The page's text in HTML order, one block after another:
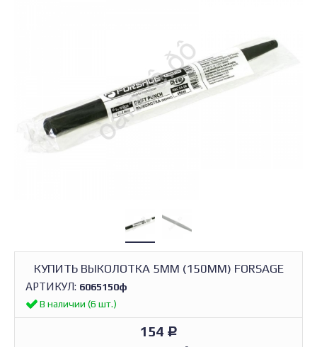
КУПИТЬ ВЫКОЛОТКА 5ММ (150ММ) FORSAGE
АРТИКУЛ: 6065150ф
В наличии (6 шт.)
154 Р